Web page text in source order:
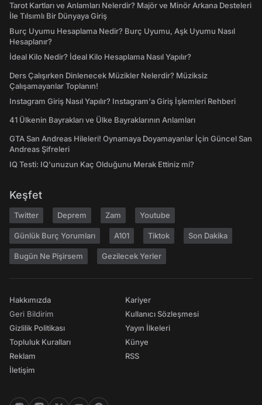
Tarot Kartları ve Anlamları Nelerdir? Majör ve Minör Arkana Desteleri
İle Tılsımlı Bir Dünyaya Giriş
Burç Uyumu Hesaplama Nedir? Burç Uyumu, Aşk Uyumu Nasıl
Hesaplanır?
İdeal Kilo Nedir? İdeal Kilo Hesaplama Nasıl Yapılır?
Ders Çalışırken Dinlenecek Müzikler Nelerdir? Müziksiz
Çalışamayanlar Toplanın!
Instagram Giriş Nasıl Yapılır? Instagram'a Giriş İşlemleri Rehberi
41 Ülkenin Bayrakları ve Ülke Bayraklarının Anlamları
GTA San Andreas Hileleri! Oynamaya Doyamayanlar İçin Güncel San
Andreas Şifreleri
IQ Testi: IQ'unuzun Kaç Olduğunu Merak Ettiniz mi?
Keşfet
Twitter Deprem Zam Youtube
Günlük Burç Yorumları A101 Tiktok Son Dakika
Bugün Ne Pişirsem Gezilecek Yerler
Hakkımızda
Geri Bildirim
Gizlilik Politikası
Topluluk Kuralları
Reklam
İletişim
Kariyer
Kullanıcı Sözleşmesi
Yayın İlkeleri
Künye
RSS